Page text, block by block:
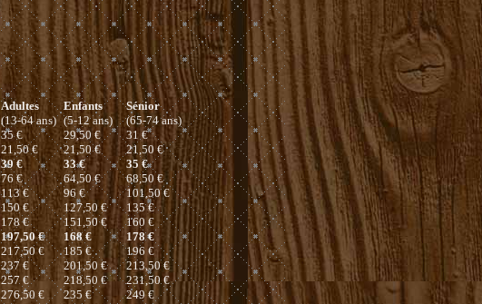
Adultes
(13-64 ans)
Enfants
(5-12 ans)
Sénior
(65-74 ans)
35 € 29,50 €
31 €
21,50 € 21,50 €
21,50 €
39 € 33 €
35 €
76 € 64,50 €
68,50 €
113 € 96 €
101,50 €
150 € 127,50 €
135 €
178 € 151,50 €
160 €
197,50 € 168 €
178 €
217,50 € 185 €
196 €
237 € 201,50 €
213,50 €
257 € 218,50 €
231,50 €
276,50 € 235 €
249 €